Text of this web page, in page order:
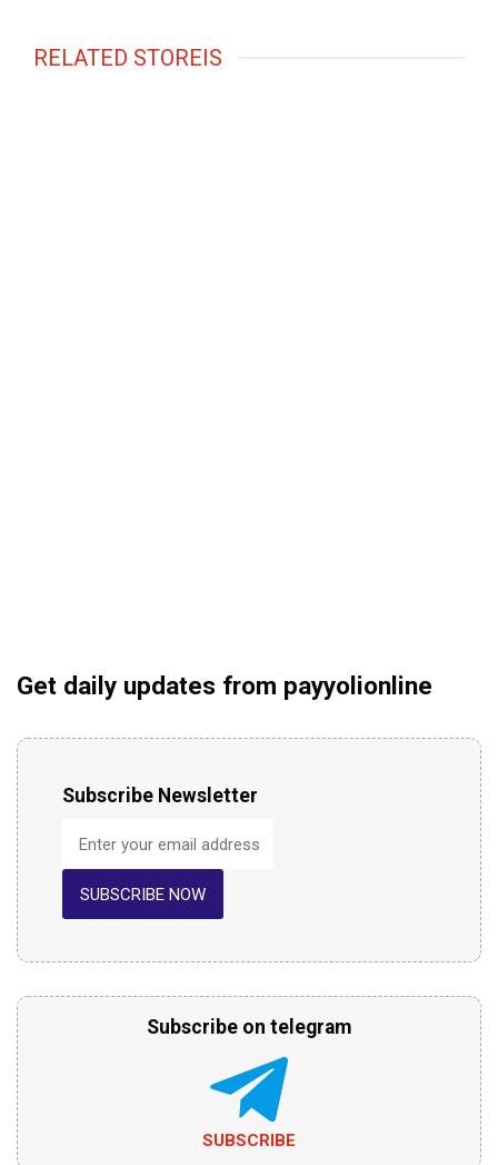
RELATED STOREIS
Get daily updates from payyolionline
Subscribe Newsletter
SUBSCRIBE NOW
Subscribe on telegram
SUBSCRIBE